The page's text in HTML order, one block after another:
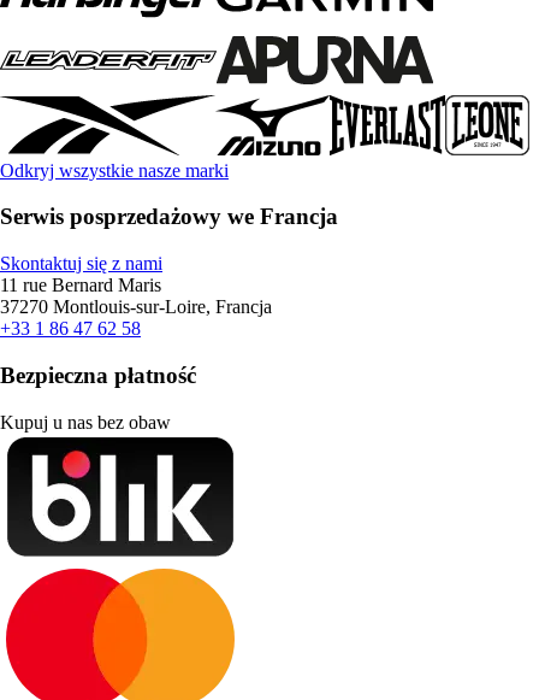
Odkryj wszystkie nasze marki
Serwis posprzedażowy we Francja
Skontaktuj się z nami
11 rue Bernard Maris
37270 Montlouis-sur-Loire, Francja
+33 1 86 47 62 58
Bezpieczna płatność
Kupuj u nas bez obaw